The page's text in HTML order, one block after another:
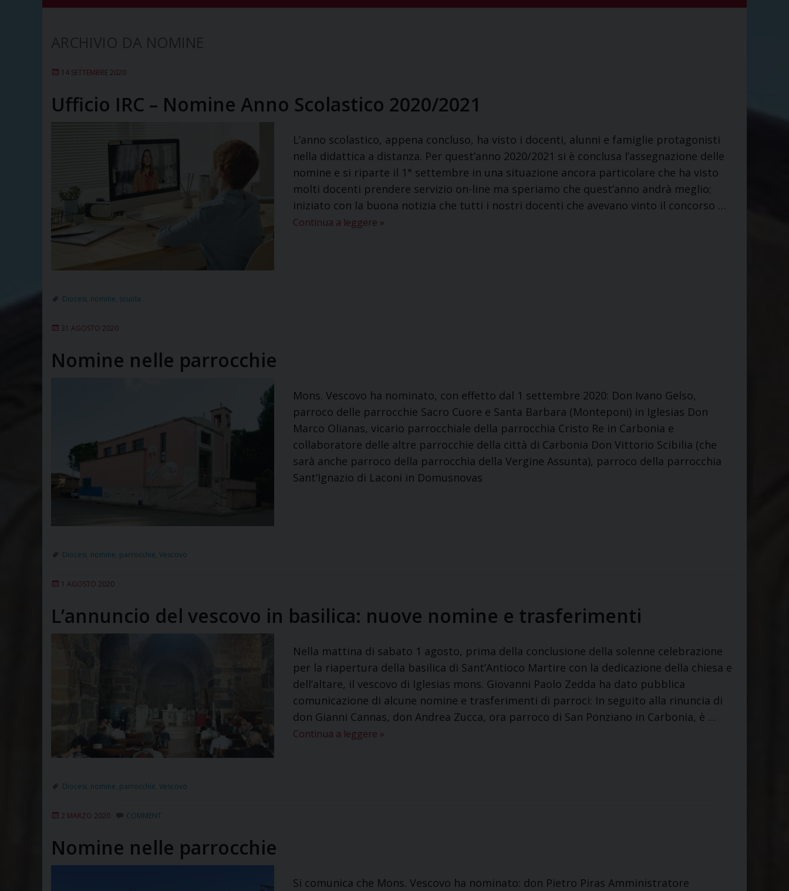
14 SETTEMBRE 2020
Ufficio IRC – Nomine Anno Scolastico 2020/2021
L’anno scolastico, appena concluso, ha visto i docenti, alunni e famiglie protagonisti
nella didattica a distanza. Per quest’anno 2020/2021 si è conclusa l’assegnazione delle
nomine e si riparte il 1° settembre in una situazione ancora particolare che ha visto
molti docenti prendere servizio on-line ma speriamo che quest’anno andrà meglio;
iniziato con la buona notizia che tutti i nostri docenti che avevano vinto il concorso …
Continua a leggere »
Diocesi nomine scuola
31 AGOSTO 2020
Nomine nelle parrocchie
Mons. Vescovo ha nominato, con effetto dal 1 settembre 2020: Don Ivano Gelso,
parroco delle parrocchie Sacro Cuore e Santa Barbara (Monteponi) in Iglesias Don
Marco Olianas, vicario parrocchiale della parrocchia Cristo Re in Carbonia e
collaboratore delle altre parrocchie della città di Carbonia Don Vittorio Scibilia (che
sarà anche parroco della parrocchia della Vergine Assunta), parroco della parrocchia
Sant’Ignazio di Laconi in Domusnovas
Diocesi nomine parrocchie Vescovo
1 AGOSTO 2020
L’annuncio del vescovo in basilica: nuove nomine e trasferimenti
Nella mattina di sabato 1 agosto, prima della conclusione della solenne celebrazione
per la riapertura della basilica di Sant’Antioco Martire con la dedicazione della chiesa e
dell’altare, il vescovo di Iglesias mons. Giovanni Paolo Zedda ha dato pubblica
comunicazione di alcune nomine e trasferimenti di parroci: In seguito alla rinuncia di
don Gianni Cannas, don Andrea Zucca, ora parroco di San Ponziano in Carbonia, è …
Continua a leggere »
Diocesi nomine parrocchie Vescovo
2 MARZO 2020 COMMENT
Nomine nelle parrocchie
Si comunica che Mons. Vescovo ha nominato: don Pietro Piras Amministratore